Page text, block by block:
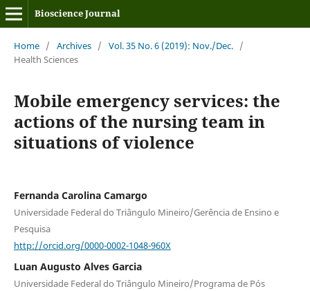
Bioscience Journal
Home / Archives / Vol. 35 No. 6 (2019): Nov./Dec. /
Health Sciences
Mobile emergency services: the
actions of the nursing team in
situations of violence
Fernanda Carolina Camargo
Universidade Federal do Triângulo Mineiro/Gerência de Ensino e
Pesquisa
http://orcid.org/0000-0002-1048-960X
Luan Augusto Alves Garcia
Universidade Federal do Triângulo Mineiro/Programa de Pós